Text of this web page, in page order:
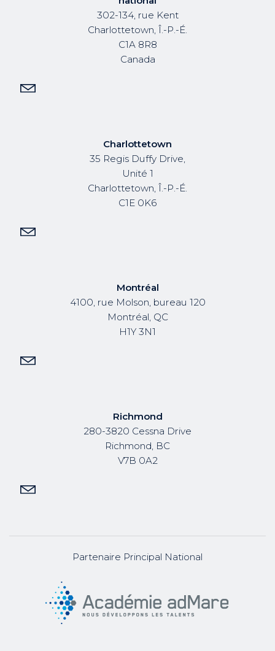
302-134, rue Kent
Charlottetown, Î.-P.-É.
C1A 8R8
Canada
Charlottetown
35 Regis Duffy Drive,
Unité 1
Charlottetown, Î.-P.-É.
C1E 0K6
Montréal
4100, rue Molson, bureau 120
Montréal, QC
H1Y 3N1
Richmond
280-3820 Cessna Drive
Richmond, BC
V7B 0A2
Partenaire Principal National